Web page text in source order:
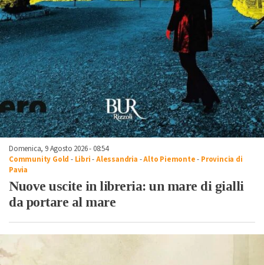
Domenica, 9 Agosto 2026 - 08:54
Community Gold - Libri-Alessandria -Alto Piemonte- Provincia di
Pavia
Nuove uscite in libreria: un mare di gialli
da portare al mare